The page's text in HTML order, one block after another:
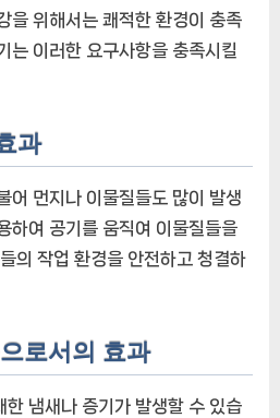
을 위해서는 쾌적한 환경이 충족
는 이러한 요구사항을 충족시킬
과
어 먼지나 이물질들도 많이 발생
하여 공기를 움직여 이물질들을
의 작업 환경을 안전하고 청결하
로서의 효과
냄새나 증기가 발생할 수 있습